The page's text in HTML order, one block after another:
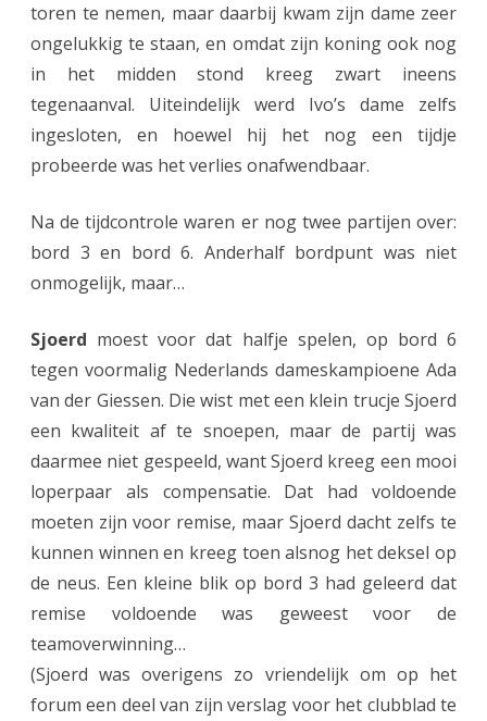
toren te nemen, maar daarbij kwam zijn dame zeer
ongelukkig te staan, en omdat zijn koning ook nog
in het midden stond kreeg zwart ineens
tegenaanval. Uiteindelijk werd Ivo’s dame zelfs
ingesloten, en hoewel hij het nog een tijdje
probeerde was het verlies onafwendbaar.
Na de tijdcontrole waren er nog twee partijen over:
bord 3 en bord 6. Anderhalf bordpunt was niet
onmogelijk, maar…
Sjoerd moest voor dat halfje spelen, op bord 6
tegen voormalig Nederlands dameskampioene Ada
van der Giessen. Die wist met een klein trucje Sjoerd
een kwaliteit af te snoepen, maar de partij was
daarmee niet gespeeld, want Sjoerd kreeg een mooi
loperpaar als compensatie. Dat had voldoende
moeten zijn voor remise, maar Sjoerd dacht zelfs te
kunnen winnen en kreeg toen alsnog het deksel op
de neus. Een kleine blik op bord 3 had geleerd dat
remise voldoende was geweest voor de
teamoverwinning…
(Sjoerd was overigens zo vriendelijk om op het
forum een deel van zijn verslag voor het clubblad te